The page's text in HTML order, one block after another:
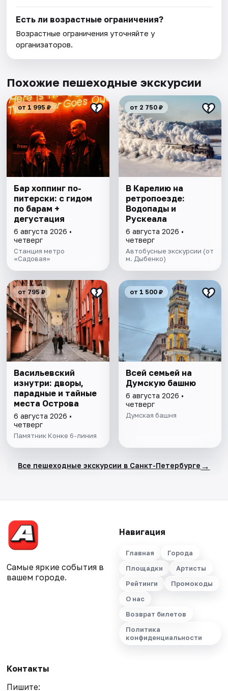
Есть ли возрастные ограничения?
Возрастные ограничения уточняйте у
организаторов.
Похожие пешеходные экскурсии
от 1 995 ₽
Бар хоппинг по-
питерски: с гидом
по барам +
дегустация
6 августа 2026 •
четверг
Станция метро
«Садовая»
от 2 750 ₽
В Карелию на
ретропоезде:
Водопады и
Рускеала
6 августа 2026 •
четверг
Автобусные экскурсии (от
м. Дыбенко)
от 795 ₽
Васильевский
изнутри: дворы,
парадные и тайные
места Острова
6 августа 2026 •
четверг
Памятник Конке 6-линия
от 1 500 ₽
Всей семьей на
Думскую башню
6 августа 2026 •
четверг
Думская башня
Все пешеходные экскурсии в Санкт-Петербурге →
Самые яркие события в
вашем городе.
Навигация
Главная
Города
Площадки
Артисты
Рейтинги
Промокоды
О нас
Возврат билетов
Политика
конфиденциальности
Контакты
Пишите: